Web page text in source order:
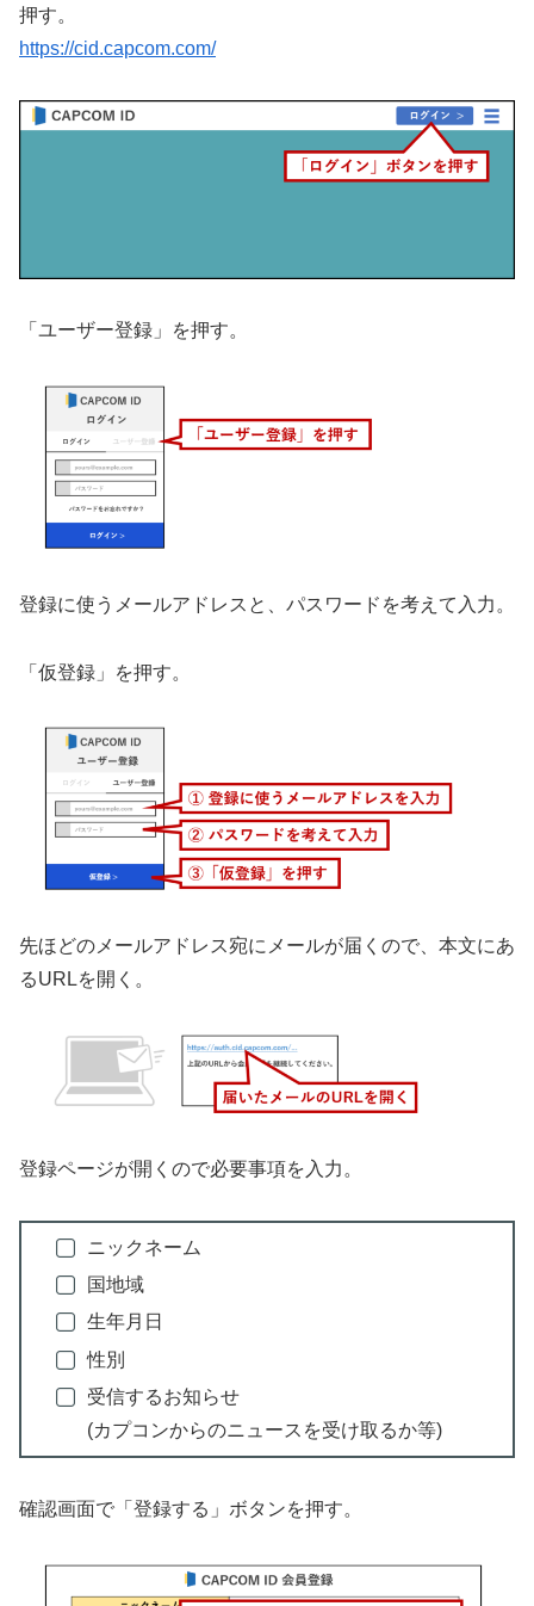
押す。
https://cid.capcom.com/
「ユーザー登録」を押す。
登録に使うメールアドレスと、パスワードを考えて入力。
「仮登録」を押す。
先ほどのメールアドレス宛にメールが届くので、本文にあ
るURLを開く。
登録ページが開くので必要事項を入力。
ニックネーム
国地域
生年月日
性別
受信するお知らせ
(カプコンからのニュースを受け取るか等)
確認画面で「登録する」ボタンを押す。